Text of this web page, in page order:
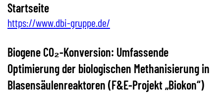
Startseite
https://www.dbi-gruppe.de/
Biogene CO₂-Konversion: Umfassende
Optimierung der biologischen Methanisierung in
Blasensäulenreaktoren (F&E-Projekt „Biokon“)